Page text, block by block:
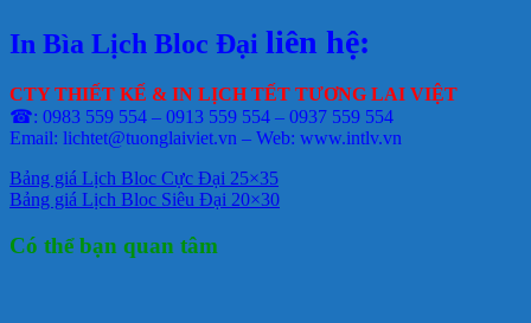
In Bìa Lịch Bloc Đại liên hệ:
CTY THIẾT KẾ & IN LỊCH TẾT TƯƠNG LAI VIỆT
☎: 0983 559 554 – 0913 559 554 – 0937 559 554
Email: lichtet@tuonglaiviet.vn – Web: www.intlv.vn
Bảng giá Lịch Bloc Cực Đại 25×35
Bảng giá Lịch Bloc Siêu Đại 20×30
Có thể bạn quan tâm